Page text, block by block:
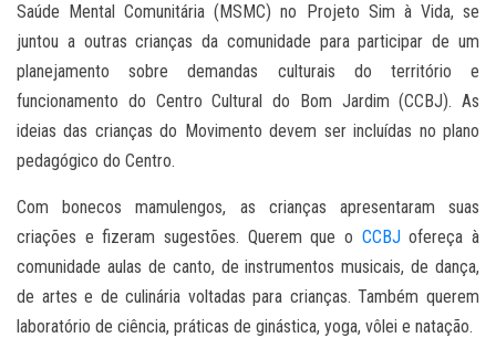
Saúde Mental Comunitária (MSMC) no Projeto Sim à Vida, se
juntou a outras crianças da comunidade para participar de um
planejamento sobre demandas culturais do território e
funcionamento do Centro Cultural do Bom Jardim (CCBJ). As
ideias das crianças do Movimento devem ser incluídas no plano
pedagógico do Centro.
Com bonecos mamulengos, as crianças apresentaram suas
criações e fizeram sugestões. Querem que o CCBJofereça à
comunidade aulas de canto, de instrumentos musicais, de dança,
de artes e de culinária voltadas para crianças. Também querem
laboratório de ciência, práticas de ginástica, yoga, vôlei e natação.